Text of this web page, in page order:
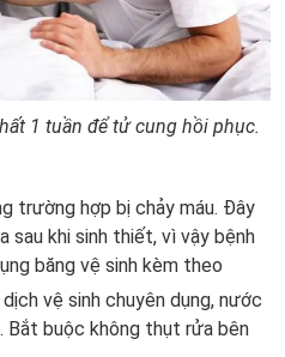
1 tuần để tử cung hồi phục.
trường hợp bị chảy máu. Đây
sau khi sinh thiết, vì vậy bệnh
băng vệ sinh kèm theo
vệ sinh chuyên dụng, nước
Bắt buộc không thụt rửa bên